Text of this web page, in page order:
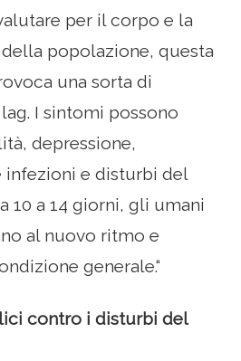
per il corpo e la
popolazione, questa
una sorta di
I sintomi possono
depressione,
e disturbi del
10 a 14 giorni, gli umani
al nuovo ritmo e
generale.“
contro i disturbi del